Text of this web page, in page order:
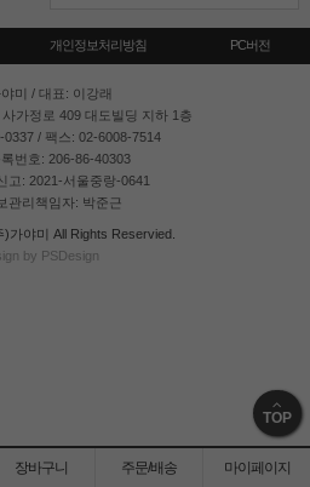
개인정보처리방침 PC버전
미 / 대표: 이강래
가정로 409 대도빌딩 지하 1층
0337 / 팩스: 02-6008-7514
번호: 206-86-40303
고: 2021-서울중랑-0641
관리책임자: 박준근
가야미 All Rights Reservied.
by PSDesign
TOP
장바구니 주문/배송 마이페이지